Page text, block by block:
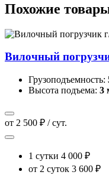
Похожие
Вилочный
Грузоподъемность:
Высота подъема: 3
от 2 500 ₽ / сут.
1 сутки 4 000 ₽
от 2 суток 3 600 ₽